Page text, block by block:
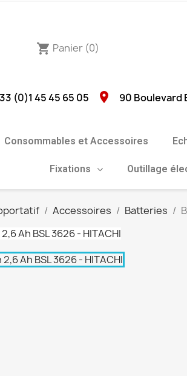
shopping_cart Panier (0)
(0)1 45 45 65 05 location_on 90 Boulevard
Consommables et Accessoires
Fixations Outillage
Accessoires Batteries